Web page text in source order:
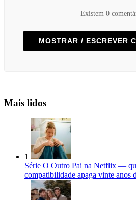
Existem 0
MOSTRAR / ESCREVER
Mais lidos
1
Série O Outro Pai na Netflix —
compatibilidade apaga vinte anos